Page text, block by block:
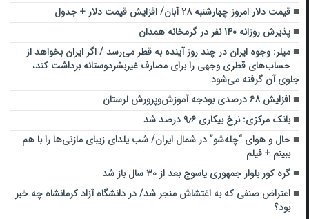
قیمت دلار امروز چهارشنبه ۲۸ آبان/ افزایش قیمت دلار + جدول
پذیرش روزانه ۱۴۰ نفر در گرمخانه همدان
میلر: وجوه ایران در چند روز آینده به قطر می‌رسد / اگر ایران بخواهد از
حساب‌های قطری وجهی را برای مصارف غیربشردوستانه برداشت کند،
جلوی آن گرفته می‌شود
افزایش ۶۸ درصدی بودجه آموزش‌وپرورش لرستان
بانک مرکزی: نرخ بیکاری ۹٫۶ درصد شد
حال و هوای “چله‌شو” در شمال ایران/ ‌شب یلدای زیبای مازنی‌ها را با هم
ببینم + فیلم
گره کور بلوار جمهوری یاسوج بعد از ۳۰ سال باز شد
اعتراض صنفی که به اغتشاش منجر شد/ در دانشگاه آزاد کرمانشاه چه خبر
بود؟